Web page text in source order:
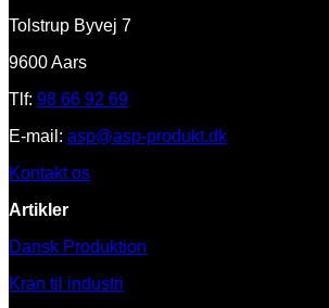
Tolstrup Byvej 7
9600 Aars
Tlf: 98 66 92 69
E-mail: asp@asp-produkt.dk
Kontakt os
Artikler
Dansk Produktion
Kran til industri